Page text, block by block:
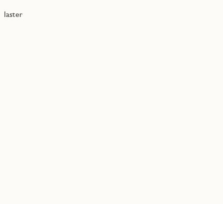
laster